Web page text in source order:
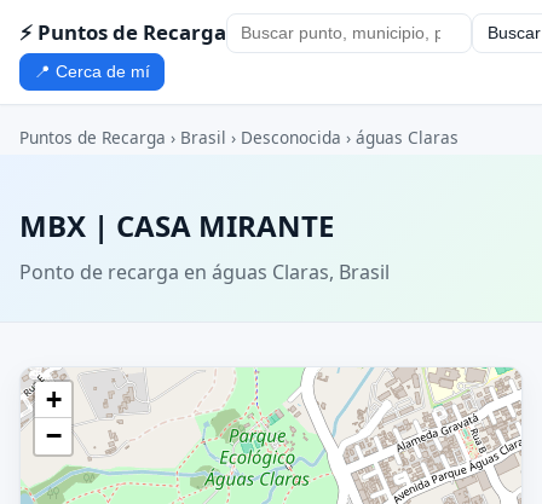
⚡ Puntos de Recarga Buscar
📍 Cerca de mí
Puntos de Recarga › Brasil › Desconocida › águas Claras
MBX | CASA MIRANTE
Ponto de recarga en águas Claras, Brasil
+
−